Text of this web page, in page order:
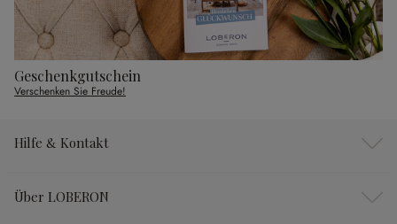
Geschenkgutschein
Verschenken Sie Freude!
Hilfe & Kontakt
Über LOBERON